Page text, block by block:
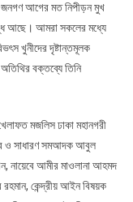
জনগণ আগের মত নিপীড়ন মুখ
আছে। আমরা সকলের মধ্যে
খুনীদের দৃষ্টান্তমূলক
বক্তব্যে তিনি
মজলিস ঢাকা মহানগরী
ও সাধারণ সমআদক আবুল
নায়েবে আমীর মাওলানা আহমদ
কেন্দ্রীয় আইন বিষয়ক